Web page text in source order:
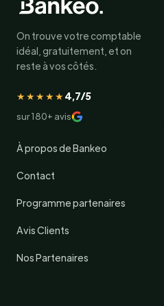
On trouve votre comptable
idéal, gratuitement, et on
reste à vos côtés.
★★★★★4,7/5
sur 180+ avis
À propos de Bankeo
Contact
Programme partenaires
Avis Clients
Nos Partenaires